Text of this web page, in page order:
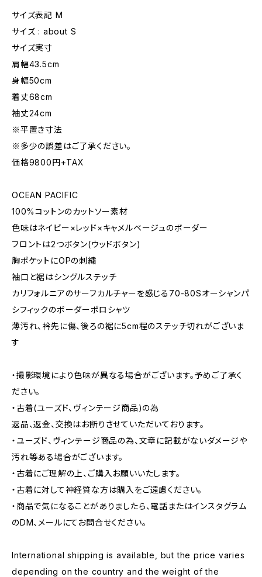
サイズ表記 M
サイズ : about S
サイズ実寸
肩幅43.5cm
身幅50cm
着丈68cm
袖丈24cm
※平置き寸法
※多少の誤差はご了承ください。
価格9800円+TAX
OCEAN PACIFIC
100%コットンのカットソー素材
色味はネイビー×レッド×キャメルベージュのボーダー
フロントは2つボタン(ウッドボタン)
胸ポケットにOPの刺繍
袖口と裾はシングルステッチ
カリフォルニアのサーフカルチャーを感じる70-80Sオーシャンパ
シフィックのボーダーポロシャツ
薄汚れ、衿先に傷、後ろの裾に5cm程のステッチ切れがございま
す
・撮影環境により色味が異なる場合がございます。予めご了承く
ださい。
・古着(ユーズド、ヴィンテージ商品)の為
返品、返金、交換はお断りさせていただいております。
・ユーズド、ヴィンテージ商品の為、文章に記載がないダメージや
汚れ等ある場合がございます。
・古着にご理解の上、ご購入お願いいたします。
・古着に対して神経質な方は購入をご遠慮ください。
・商品で気になることがありましたら、電話またはインスタグラム
のDM、メールにてお問合せください。
International shipping is available, but the price varies
depending on the country and the weight of the